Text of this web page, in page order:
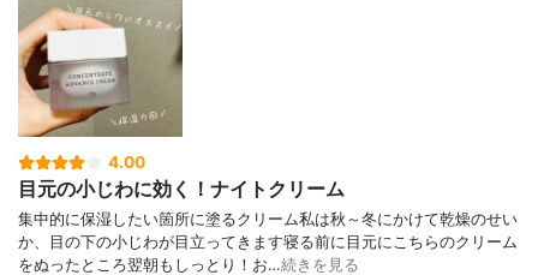
4.00
目元の小じわに効く！ナイトクリーム
集中的に保湿したい箇所に塗るクリーム私は秋～冬にかけて乾燥のせい
か、目の下の小じわが目立ってきます寝る前に目元にこちらのクリーム
をぬったところ翌朝もしっとり！お…続きを見る